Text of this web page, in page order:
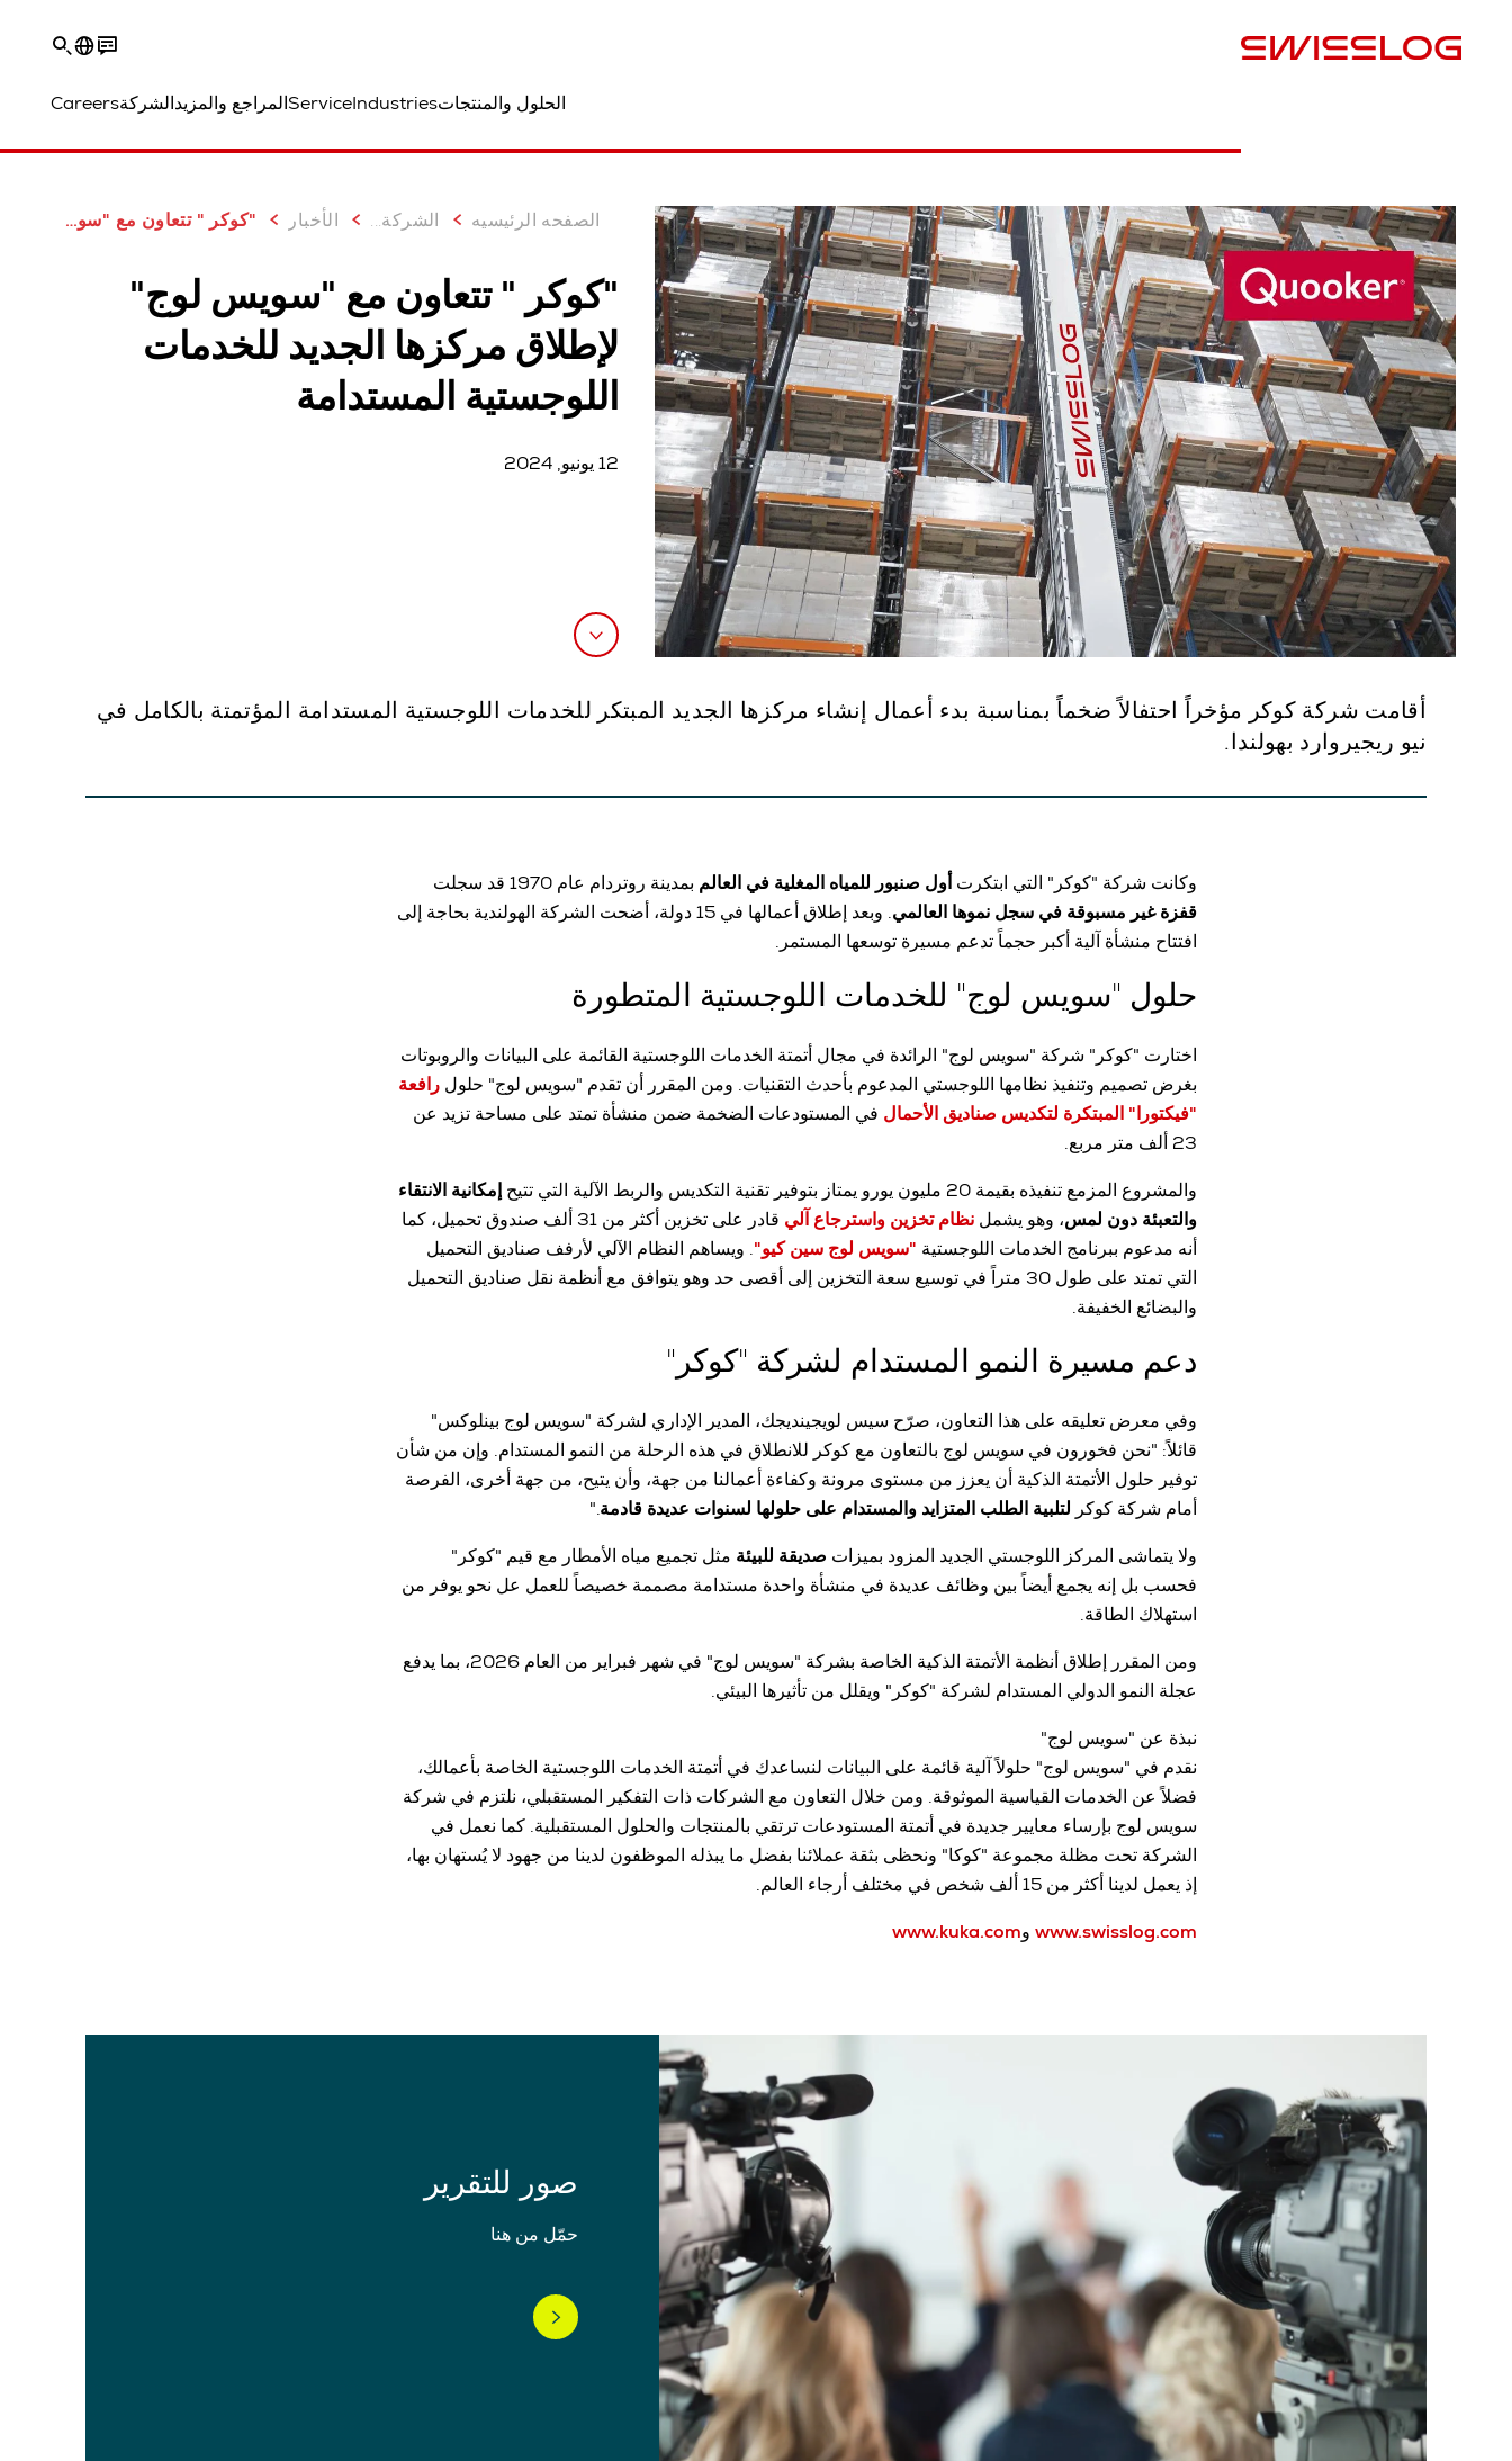
الحلول والمنتجاتIndustries
Serviceالمراجع والمزيدالشركةCareers
الصفحه الرئيسيه الشركة... الأخبار "كوكر " تتعاون مع "سويس لوج" لإطلاق مركزها الجديد للخدمات اللوجستية المستدامة
"كوكر " تتعاون مع "سويس لوج"
لإطلاق مركزها الجديد للخدمات
اللوجستية المستدامة
12 يونيو, 2024
أقامت شركة كوكر مؤخراً احتفالاً ضخماً بمناسبة بدء أعمال إنشاء مركزها الجديد المبتكر للخدمات اللوجستية المستدامة المؤتمتة بالكامل في
نيو ريجيروارد بهولندا.
وكانت شركة "كوكر" التي ابتكرتأول صنبور للمياه المغلية في العالم بمدينة روتردام عام 1970 قد سجلت
قفزة غير مسبوقة في سجل نموها العالمي
. وبعد إطلاق أعمالها في 15 دولة، أضحت الشركة الهولندية بحاجة إلى
افتتاح منشأة آلية أكبر حجماً تدعم مسيرة توسعها المستمر.
حلول "سويس لوج" للخدمات اللوجستية المتطورة
اختارت "كوكر" شركة "سويس لوج" الرائدة في مجال أتمتة الخدمات اللوجستية القائمة على البيانات والروبوتات
بغرض تصميم وتنفيذ نظامها اللوجستي المدعوم بأحدث التقنيات. ومن المقرر أن تقدم "سويس لوج" حلول رافعة
"فيكتورا" المبتكرة لتكديس صناديق الأحمال في المستودعات الضخمة ضمن منشأة تمتد على مساحة تزيد عن
23 ألف متر مربع.
والمشروع المزمع تنفيذه بقيمة 20 مليون يورو يمتاز بتوفير تقنية التكديس والربط الآلية التي تتيح
إمكانية الانتقاء
والتعبئة دون لمس، وهو يشمل نظام تخزين واسترجاع آلي
قادر على تخزين أكثر من 31 ألف صندوق تحميل، كما
أنه مدعوم ببرنامج الخدمات اللوجستية "سويس لوج سين كيو". ويساهم النظام الآلي لأرفف صناديق التحميل
التي تمتد على طول 30 متراً في توسيع سعة التخزين إلى أقصى حد وهو يتوافق مع أنظمة نقل صناديق التحميل
والبضائع الخفيفة.
دعم مسيرة النمو المستدام لشركة "كوكر"
وفي معرض تعليقه على هذا التعاون، صرّح سيس لويجينديجك، المدير الإداري لشركة "سويس لوج بينلوكس"
قائلاً: "نحن فخورون في سويس لوج بالتعاون مع كوكر للانطلاق في هذه الرحلة من النمو المستدام. وإن من شأن
توفير حلول الأتمتة الذكية أن يعزز من مستوى مرونة وكفاءة أعمالنا من جهة، وأن يتيح، من جهة أخرى، الفرصة
أمام شركة كوكر لتلبية الطلب المتزايد والمستدام على حلولها لسنوات عديدة قادمة."
ولا يتماشى المركز اللوجستي الجديد المزود بميزات صديقة للبيئة مثل تجميع مياه الأمطار مع قيم "كوكر"
فحسب بل إنه يجمع أيضاً بين وظائف عديدة في منشأة واحدة مستدامة مصممة خصيصاً للعمل عل نحو يوفر من
استهلاك الطاقة.
ومن المقرر إطلاق أنظمة الأتمتة الذكية الخاصة بشركة "سويس لوج" في شهر فبراير من العام 2026، بما يدفع
عجلة النمو الدولي المستدام لشركة "كوكر" ويقلل من تأثيرها البيئي.
نبذة عن "سويس لوج"
نقدم في "سويس لوج" حلولاً آلية قائمة على البيانات لنساعدك في أتمتة الخدمات اللوجستية الخاصة بأعمالك،
فضلاً عن الخدمات القياسية الموثوقة. ومن خلال التعاون مع الشركات ذات التفكير المستقبلي، نلتزم في شركة
سويس لوج بإرساء معايير جديدة في أتمتة المستودعات ترتقي بالمنتجات والحلول المستقبلية. كما نعمل في
الشركة تحت مظلة مجموعة "كوكا" ونحظى بثقة عملائنا بفضل ما يبذله الموظفون لدينا من جهود لا يُستهان بها،
إذ يعمل لدينا أكثر من 15 ألف شخص في مختلف أرجاء العالم.
www.swisslog.com وwww.kuka.com
صور للتقرير
حمّل من هنا